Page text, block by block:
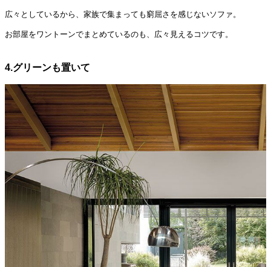
広々としているから、家族で集まっても窮屈さを感じないソファ。
お部屋をワントーンでまとめているのも、広々見えるコツです。
4.グリーンも置いて